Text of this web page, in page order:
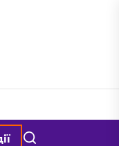
Пошук